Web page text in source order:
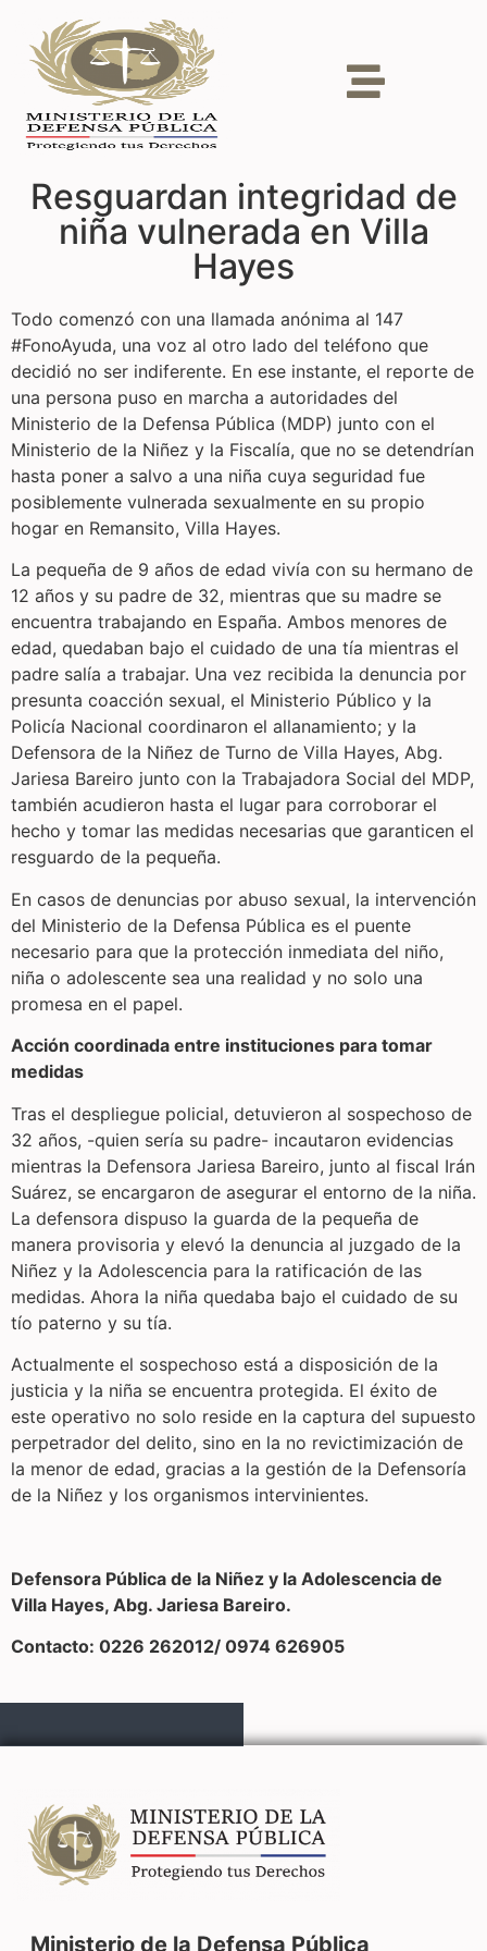
Resguardan integridad de
niña vulnerada en Villa
Hayes
Todo comenzó con una llamada anónima al 147
#FonoAyuda, una voz al otro lado del teléfono que
decidió no ser indiferente. En ese instante, el reporte de
una persona puso en marcha a autoridades del
Ministerio de la Defensa Pública (MDP) junto con el
Ministerio de la Niñez y la Fiscalía, que no se detendrían
hasta poner a salvo a una niña cuya seguridad fue
posiblemente vulnerada sexualmente en su propio
hogar en Remansito, Villa Hayes.
La pequeña de 9 años de edad vivía con su hermano de
12 años y su padre de 32, mientras que su madre se
encuentra trabajando en España. Ambos menores de
edad, quedaban bajo el cuidado de una tía mientras el
padre salía a trabajar. Una vez recibida la denuncia por
presunta coacción sexual, el Ministerio Público y la
Policía Nacional coordinaron el allanamiento; y la
Defensora de la Niñez de Turno de Villa Hayes, Abg.
Jariesa Bareiro junto con la Trabajadora Social del MDP,
también acudieron hasta el lugar para corroborar el
hecho y tomar las medidas necesarias que garanticen el
resguardo de la pequeña.
En casos de denuncias por abuso sexual, la intervención
del Ministerio de la Defensa Pública es el puente
necesario para que la protección inmediata del niño,
niña o adolescente sea una realidad y no solo una
promesa en el papel.
Acción coordinada entre instituciones para tomar
medidas
Tras el despliegue policial, detuvieron al sospechoso de
32 años, -quien sería su padre- incautaron evidencias
mientras la Defensora Jariesa Bareiro, junto al fiscal Irán
Suárez, se encargaron de asegurar el entorno de la niña.
La defensora dispuso la guarda de la pequeña de
manera provisoria y elevó la denuncia al juzgado de la
Niñez y la Adolescencia para la ratificación de las
medidas. Ahora la niña quedaba bajo el cuidado de su
tío paterno y su tía.
Actualmente el sospechoso está a disposición de la
justicia y la niña se encuentra protegida. El éxito de
este operativo no solo reside en la captura del supuesto
perpetrador del delito, sino en la no revictimización de
la menor de edad, gracias a la gestión de la Defensoría
de la Niñez y los organismos intervinientes.
Defensora Pública de la Niñez y la Adolescencia de
Villa Hayes, Abg. Jariesa Bareiro.
Contacto: 0226 262012/ 0974 626905
Ministerio de la Defensa Pública